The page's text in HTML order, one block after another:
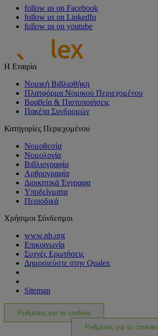
follow us on Facebook
follow us on LinkedIn
follow us on youtube
Η Εταιρία
Νομική Βιβλιοθήκη
Πλατφόρμα Νομικού Περιεχομένου
Βραβεία & Πιστοποιήσεις
Πακέτα Συνδρομών
Κατηγορίες Περιεχομένου
Νομοθεσία
Νομολογία
Βιβλιογραφία
Αρθρογραφία
Διοικητικά Έγγραφα
Υποδείγματα
Περιοδικά
Χρήσιμοι Σύνδεσμοι
www.nb.org
Επικοινωνία
Συχνές Ερωτήσεις
Δημοσιεύστε στην Qualex
Sitemap
Ρυθμίσεις για τα cookies
Ρυθμίσεις για τα cookies